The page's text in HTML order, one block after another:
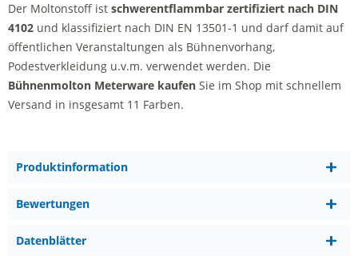
Der Moltonstoff ist schwerentflammbar zertifiziert nach DIN
4102 und klassifiziert nach DIN EN 13501-1 und darf damit auf
öffentlichen Veranstaltungen als Bühnenvorhang,
Podestverkleidung u.v.m. verwendet werden. Die
Bühnenmolton Meterware kaufen Sie im Shop mit schnellem
Versand in insgesamt 11 Farben.
Produktinformation
Bewertungen
Datenblätter